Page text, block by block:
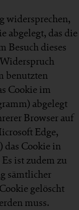
widersprechen,
abgelegt, das die
Besuch dieses
benutzten
Cookie im
abgelegt
Browser auf
Edge,
das Cookie in
ist zudem zu
sämtlicher
gelöscht
muss.